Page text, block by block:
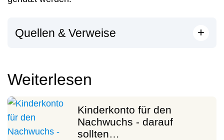
Quellen & Verweise +
Weiterlesen
Kinderkonto für den
Nachwuchs - darauf
sollten…